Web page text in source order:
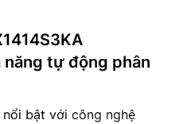
năng tự động phân
nổi bật với công nghệ